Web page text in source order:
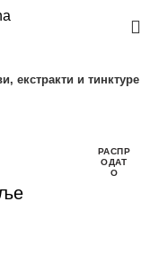
екстракти и тинктуре
РАСПР
ОДАТ
О